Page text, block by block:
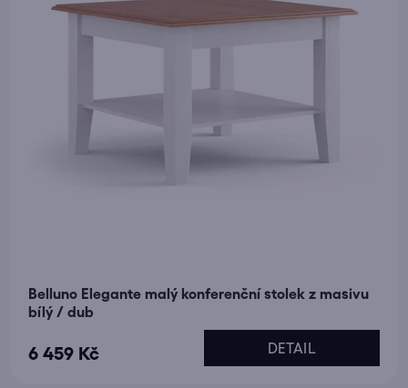
Belluno Elegante malý konferenční stolek z masivu
bílý / dub
6 459 Kč DETAIL